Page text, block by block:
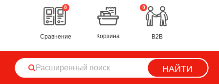
0
Сравнение
0
Корзина B2B
НАЙТИ